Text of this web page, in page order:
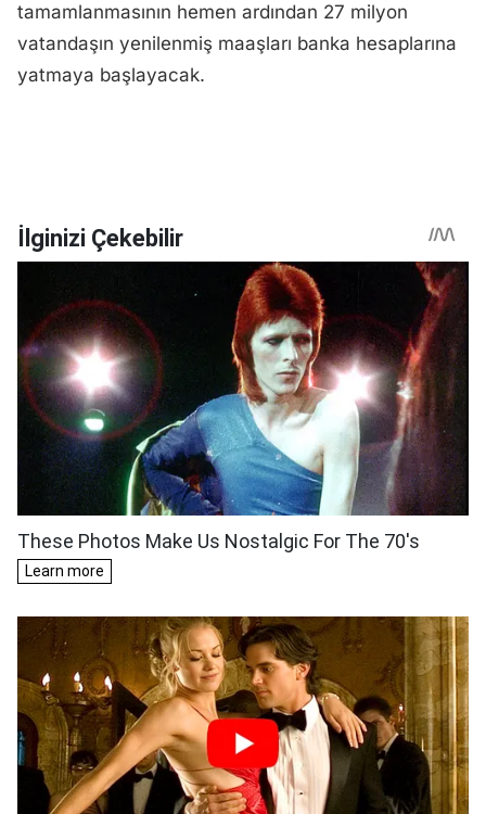
tamamlanmasının hemen ardından 27 milyon
vatandaşın yenilenmiş maaşları banka hesaplarına
yatmaya başlayacak.